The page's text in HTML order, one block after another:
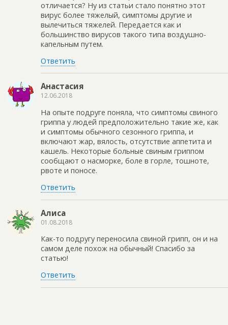
отличается? Ну из статьи стало понятно этот
вирус более тяжелый, симптомы другие и
вылечиться тяжелей. Передается как и
большинство вирусов такого типа воздушно-
капельным путем.
Ответить
Анастасия
12.06.2018
На опыте подруге поняла, что симптомы свиного
гриппа у людей предположительно такие же, как
и симптомы обычного сезонного гриппа, и
включают жар, вялость, отсутствие аппетита и
кашель. Некоторые больные свиным гриппом
сообщают о насморке, боле в горле, тошноте,
рвоте и поносе.
Ответить
Алиса
01.08.2018
Как-то подругу переносила свиной грипп, он и на
самом деле похож на обычный! Спасибо за
статью!
Ответить